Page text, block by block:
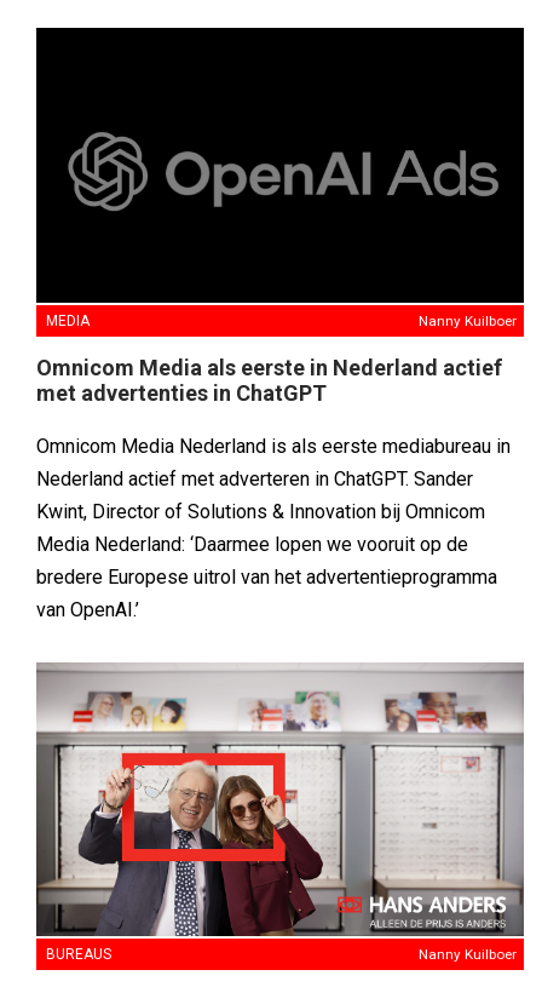
MEDIA Nanny Kuilboer
Omnicom Media als eerste in Nederland actief
met advertenties in ChatGPT
Omnicom Media Nederland is als eerste mediabureau in
Nederland actief met adverteren in ChatGPT. Sander
Kwint, Director of Solutions & Innovation bij Omnicom
Media Nederland: ‘Daarmee lopen we vooruit op de
bredere Europese uitrol van het advertentieprogramma
van OpenAI.’
BUREAUS Nanny Kuilboer